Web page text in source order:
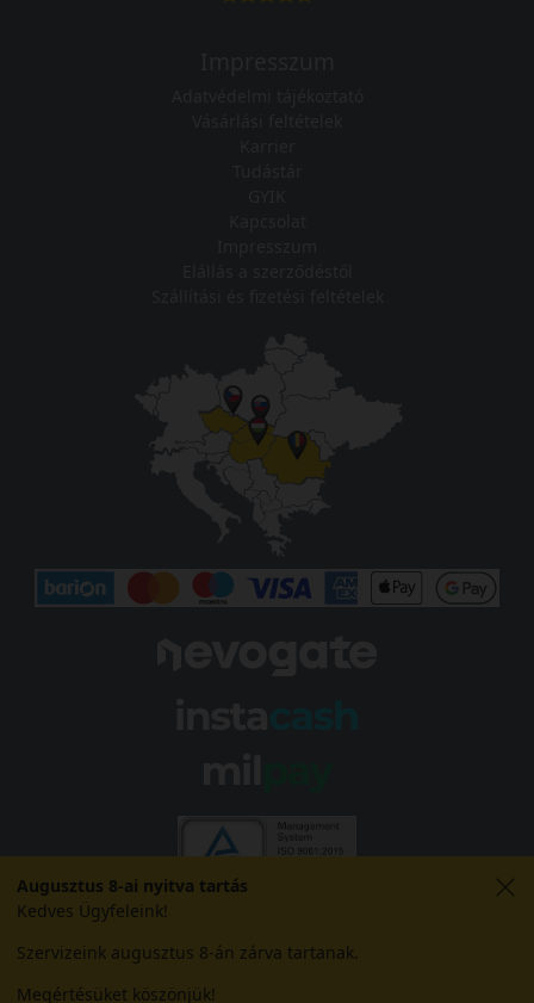
Augusztus 8-ai nyitva tartás
Kedves Ügyfeleink!
Szervizeink augusztus 8-án zárva tartanak.
Megértésüket köszönjük!